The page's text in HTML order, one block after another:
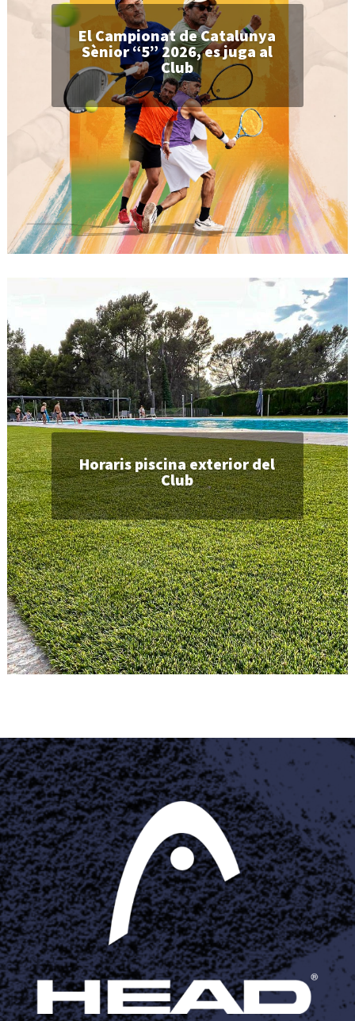
El Campionat de Catalunya
Sènior “5” 2026, es juga al
Club
Horaris piscina exterior del
Club